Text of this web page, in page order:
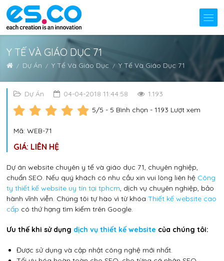
Y TẾ VÀ GIÁO DỤC 71
Dự Án Y Tế Và Giáo Dục Y Tế Và Giáo Dục 71
Dự Án 04-04-2018 11:44:58
1.193
5/5 - 5 Bình chọn - 1193 Lượt xem
Mã: WEB-71
GIÁ: LIÊN HỆ
Dự án website chuyên y tế và giáo dục 71, chuyên nghiệp,
chuẩn SEO. Nếu quý khách có nhu cầu xin vui lòng liên hệ Công
ty thiết kế website uy tín tại tphcm, dịch vụ chuyên nghiệp, bảo
hành vĩnh viễn. Chúng tôi tự hào vì từ khóaThiết kế website cao
cấp có thứ hạng tìm kiếm trên Google.
Ưu thế khi sử dụng dịch vụ thiết kế website của chúng tôi:
Được sử dụng và cập nhật công nghệ mới nhất.